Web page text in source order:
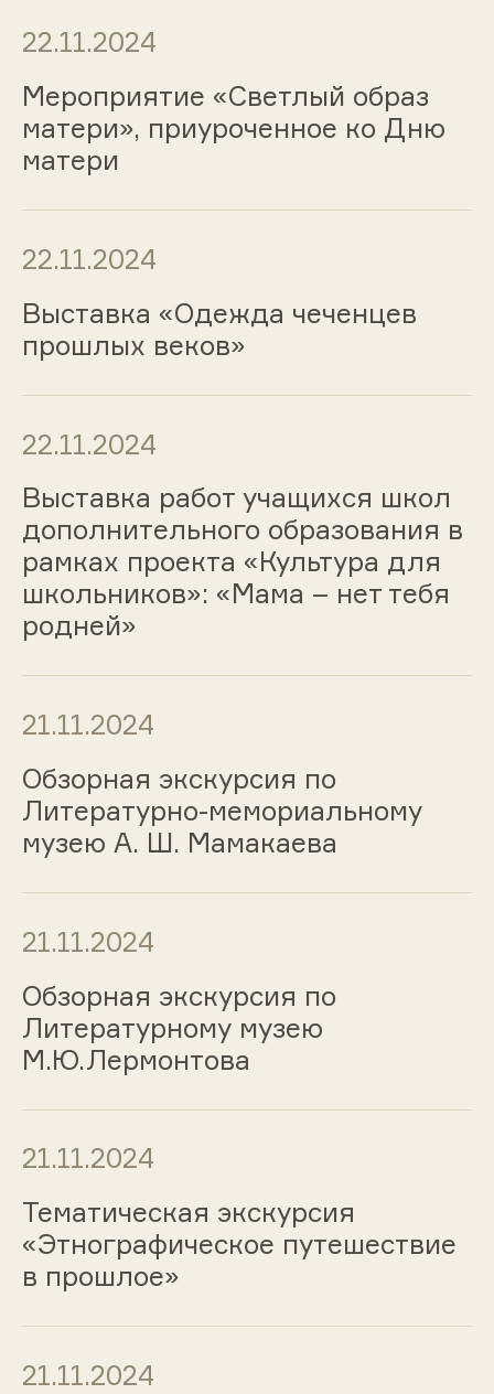
22.11.2024
Мероприятие «Светлый образ
матери», приуроченное ко Дню
матери
22.11.2024
Выставка «Одежда чеченцев
прошлых веков»
22.11.2024
Выставка работ учащихся школ
дополнительного образования в
рамках проекта «Культура для
школьников»: «Мама – нет тебя
родней»
21.11.2024
Обзорная экскурсия по
Литературно-мемориальному
музею А. Ш. Мамакаева
21.11.2024
Обзорная экскурсия по
Литературному музею
М.Ю.Лермонтова
21.11.2024
Тематическая экскурсия
«Этнографическое путешествие
в прошлое»
21.11.2024